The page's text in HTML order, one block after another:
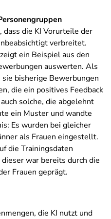
dass die KI Vorurteile der
verbreitet.
ein Beispiel aus den
auswerten. Als
bisherige Bewerbungen
die ein positives Feedback
solche, die abgelehnt
ein Muster und wandte
Es wurden bei gleicher
als Frauen eingestellt.
die Trainingsdaten
war bereits durch die
Frauen geprägt.
die KI nutzt und